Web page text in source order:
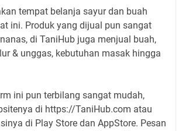
tempat belanja sayur dan buah
ini. Produk yang dijual pun sangat
di TaniHub juga menjual buah,
& unggas, kebutuhan masak hingga
ini pun terbilang sangat mudah,
di https://TaniHub.com atau
di Play Store dan AppStore. Pesan